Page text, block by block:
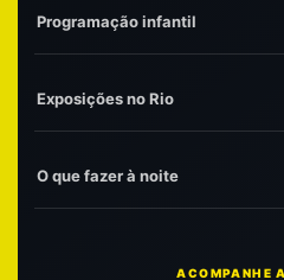
Programação infantil
Exposições no Rio
O que fazer à noite
ACOMPANHE